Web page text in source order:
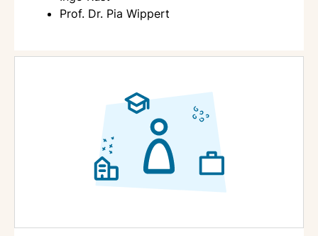
Prof. Dr. Pia Wippert